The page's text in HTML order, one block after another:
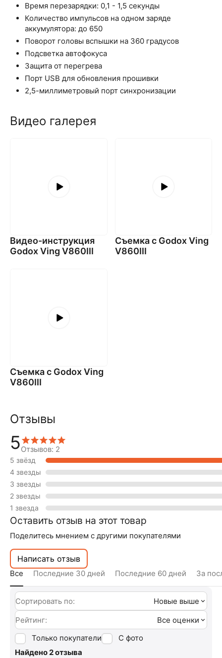
Время перезарядки: 0,1 - 1,5 секунды
Количество импульсов на одном заряде
аккумулятора: до 650
Поворот головы вспышки на 360 градусов
Подсветка автофокуса
Защита от перегрева
Порт USB для обновления прошивки
2,5-миллиметровый порт синхронизации
Видео галерея
Видео-инструкция
Godox Ving V860III
Съемка с Godox Ving
V860III
Съемка с Godox Ving
V860III
Отзывы
5Отзывов: 2
5 звёзд
4 звезды
3 звезды
2 звезды
1 звезда
Оставить отзыв на этот товар
Поделитесь мнением с другими покупателями
Написать отзыв
Все Последние 30 дней Последние 60 дней За
Сортировать по:
Новые выше
Рейтинг:
Все оценки
Только покупатели
С фото
Найдено 2 отзыва